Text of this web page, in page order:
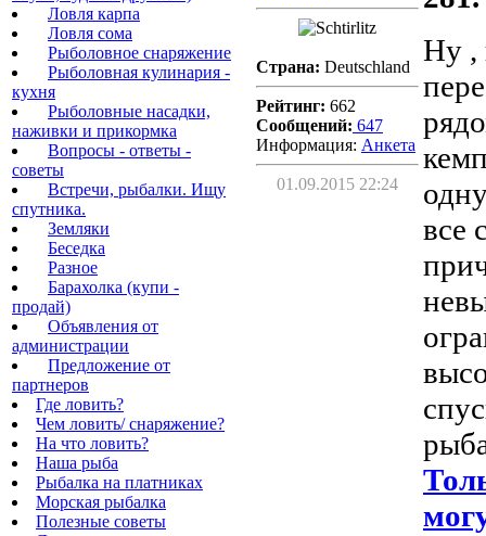
Ловля карпа
Ловля сома
Рыболовное снаряжение
Рыболовная кулинария -
кухня
Рыболовные насадки,
наживки и прикормка
Вопросы - ответы -
советы
Встречи, рыбалки. Ищу
спутника.
Земляки
Беседка
Разное
Барахолка (купи -
продай)
Объявления от
администрации
Предложение от
партнеров
Где ловить?
Чем ловить/ снаряжение?
На что ловить?
Наша рыба
Рыбалка на платниках
Морская рыбалка
Полезные советы
Страна: Deutschland
Рейтинг: 662
Сообщений: 647
Информация: Aнкета
01.09.2015 22:24
Ну ,
все